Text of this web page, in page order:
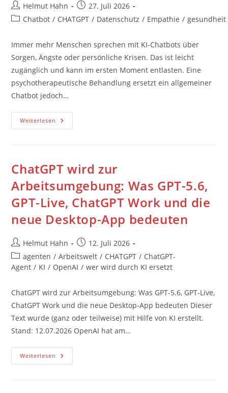
Beitrags-
Autor:
Helmut Hahn
Beitrag
veröffentlicht:
27. Juli 2026
Beitrags-
Chatbot / CHATGPT / Datenschutz / Empathie / gesundheit
Immer mehr Menschen sprechen mit KI-Chatbots über
Sorgen, Ängste oder persönliche Krisen. Das ist leicht
zugänglich und kann im ersten Moment entlasten. Eine
psychotherapeutische Behandlung ersetzt ein allgemeiner
Chatbot jedoch…
Weiterlesen ChatGPT
Als
Kann
Wo
Menschliche
Hilfe
Unverzichtbar
Bleibt
ChatGPT wird zur
Arbeitsumgebung: Was GPT-5.6,
GPT-Live, ChatGPT Work und die
neue Desktop-App bedeuten
Beitrags-
Autor:
Helmut Hahn
Beitrag
veröffentlicht:
12. Juli 2026
Beitrags-
Kategorie:
agenten / Arbeitswelt / CHATGPT / ChatGPT-
Agent / KI / OpenAI / wer wird durch KI ersetzt
ChatGPT wird zur Arbeitsumgebung: Was GPT-5.6, GPT-Live,
ChatGPT Work und die neue Desktop-App bedeuten Dieser
Text wurde (ganz oder teilweise) mit Hilfe von KI erstellt.
Stand: 12.07.2026 OpenAI hat am…
Weiterlesen ChatGPT
Wird